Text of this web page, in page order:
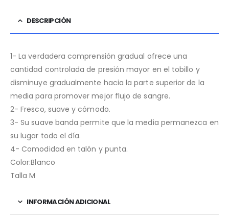
DESCRIPCIÓN
1- La verdadera comprensión gradual ofrece una
cantidad controlada de presión mayor en el tobillo y
disminuye gradualmente hacia la parte superior de la
media para promover mejor flujo de sangre.
2- Fresco, suave y cómodo.
3- Su suave banda permite que la media permanezca en
su lugar todo el día.
4- Comodidad en talón y punta.
Color:Blanco
Talla M
INFORMACIÓN ADICIONAL